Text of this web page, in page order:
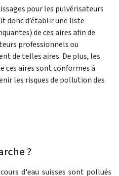
pour les pulvérisateurs
donc d’établir une liste
de ces aires afin de
professionnels ou
de telles aires. De plus, les
ces aires sont conformes à
les risques de pollution des
?
d'eau suisses sont pollués